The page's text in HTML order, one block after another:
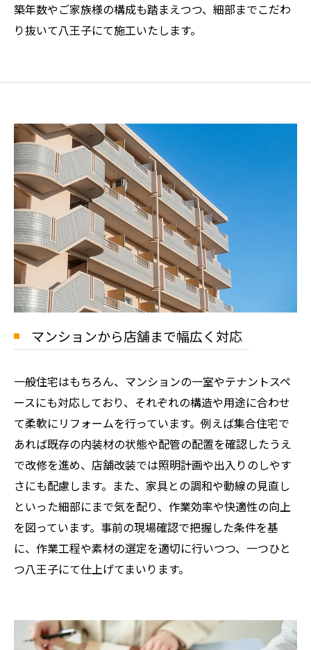
築年数やご家族様の構成も踏まえつつ、細部までこだわ
り抜いて八王子にて施工いたします。
マンションから店舗まで幅広く対応
一般住宅はもちろん、マンションの一室やテナントスペ
ースにも対応しており、それぞれの構造や用途に合わせ
て柔軟にリフォームを行っています。例えば集合住宅で
あれば既存の内装材の状態や配管の配置を確認したうえ
で改修を進め、店舗改装では照明計画や出入りのしやす
さにも配慮します。また、家具との調和や動線の見直し
といった細部にまで気を配り、作業効率や快適性の向上
を図っています。事前の現場確認で把握した条件を基
に、作業工程や素材の選定を適切に行いつつ、一つひと
つ八王子にて仕上げてまいります。